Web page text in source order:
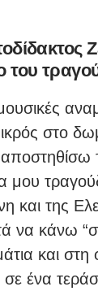
στο
και της
να κάνω
και
ένα